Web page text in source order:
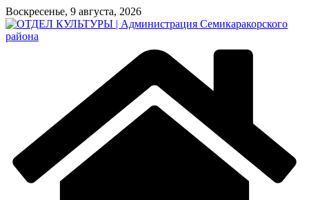
Перейти
к
содержимому
Воскресенье, 9 августа, 2026